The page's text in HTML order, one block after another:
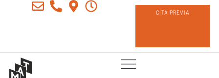
CITA PREVIA